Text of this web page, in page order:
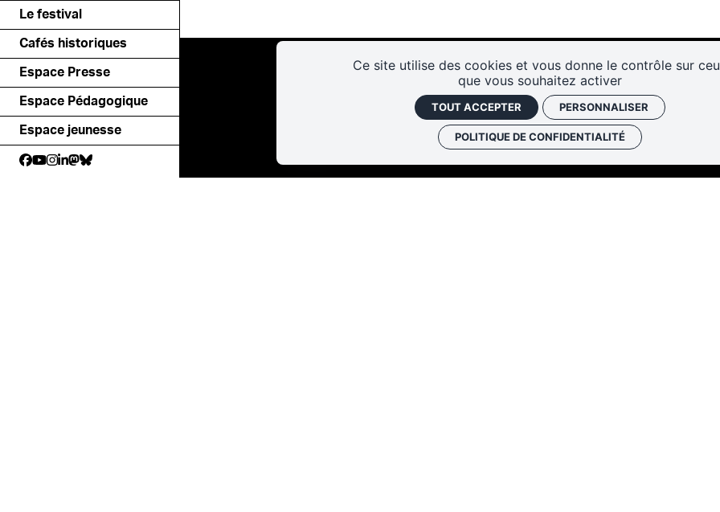
Ce site utilise des cookies et vous donne le contrôle sur
que vous souhaitez activer
TOUT ACCEPTER PERSONNALISER
POLITIQUE DE CONFIDENTIALITÉ
Le festival
Cafés historiques
Espace Presse
Espace Pédagogique
Espace jeunesse
historiques